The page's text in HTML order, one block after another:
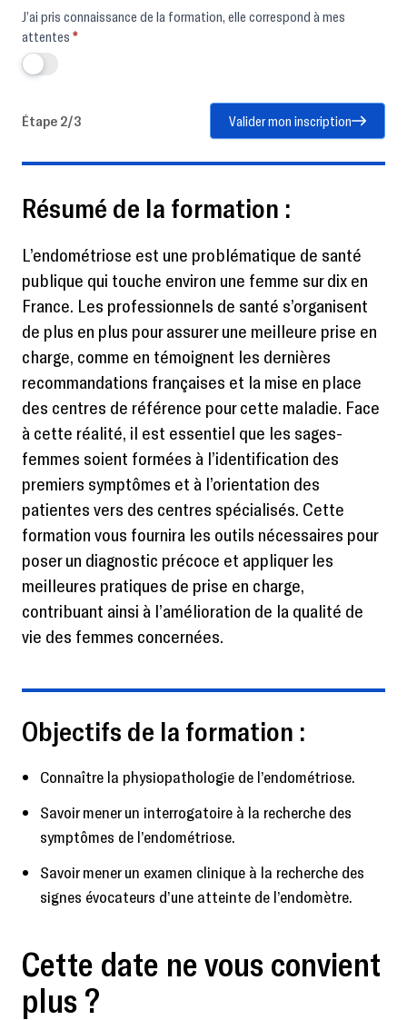
J’ai pris connaissance de la formation, elle correspond à mes
attentes *
Étape 2/3 Valider mon inscription
Cette date ne vous convient
plus ?
Résumé de la formation :
L’endométriose est une problématique de santé
publique qui touche environ une femme sur dix en
France. Les professionnels de santé s’organisent
de plus en plus pour assurer une meilleure prise en
charge, comme en témoignent les dernières
recommandations françaises et la mise en place
des centres de référence pour cette maladie. Face
à cette réalité, il est essentiel que les sages-
femmes soient formées à l’identification des
premiers symptômes et à l’orientation des
patientes vers des centres spécialisés. Cette
formation vous fournira les outils nécessaires pour
poser un diagnostic précoce et appliquer les
meilleures pratiques de prise en charge,
contribuant ainsi à l’amélioration de la qualité de
vie des femmes concernées.
Objectifs de la formation :
Connaître la physiopathologie de l’endométriose.
Savoir mener un interrogatoire à la recherche des
symptômes de l’endométriose.
Savoir mener un examen clinique à la recherche des
signes évocateurs d’une atteinte de l’endomètre.